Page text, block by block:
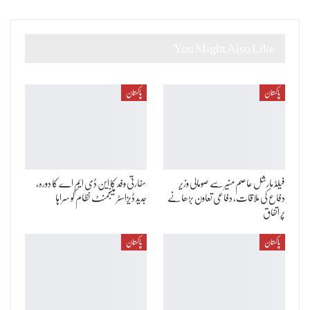
پاکستان
فیلڈ مارشل عاصم منیر سے صومالی وزیر
دفاع کی ملاقات، دفاعی تعاون بڑھانے
پر اتفاق
پاکستان
سفارتی وفد کا این ڈی ایم اے کا دورہ،
جدید ڈیزاسٹر مینجمنٹ نظام کو سراہا
پاکستان پاکستان